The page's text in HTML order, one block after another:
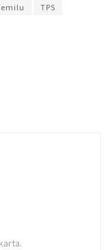
TPS